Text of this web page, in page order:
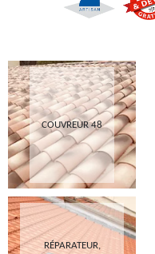
COUVREUR 48
RÉPARATEUR,